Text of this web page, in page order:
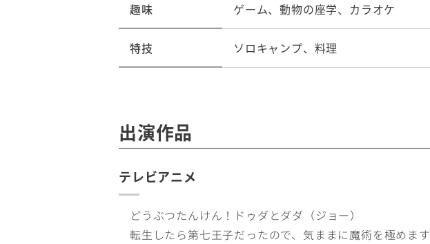
趣味 ゲーム、動物の座学、カラオケ
特技 ソロキャンプ、料理
出演作品
テレビアニメ
どうぶつたんけん！ドゥダとダダ（ジョー）
転生したら第七王子だったので、気ままに魔術を極めます